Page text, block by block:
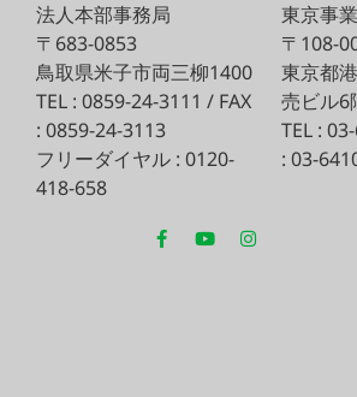
法人本部事務局
〒683-0853
鳥取県米子市両三柳1400
TEL : 0859-24-3111 / FAX
: 0859-24-3113
フリーダイヤル : 0120-
418-658
東京事
〒108-
東京都
売ビル6
TEL :
: 03-